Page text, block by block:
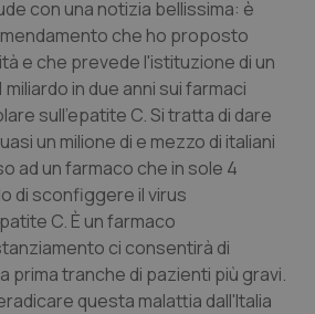
con una notizia bellissima: è
che ho proposto
e che prevede l'istituzione di un
in due anni sui farmaci
sull'epatite C. Si tratta di dare
un milione di e mezzo di italiani
ad un farmaco che in sole 4
di sconfiggere il virus
C. È un farmaco
ci consentirà di
prima tranche di pazienti più gravi.
questa malattia dall'Italia